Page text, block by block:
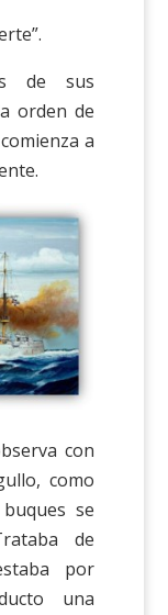
de sus
orden de
a
con
como
se
de
por
una